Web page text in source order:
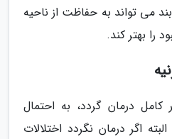
می تواند به حفاظت از ناحیه
را بهتر کند.
کامل درمان گردد، به احتمال
اگر درمان نگردد اختلالات